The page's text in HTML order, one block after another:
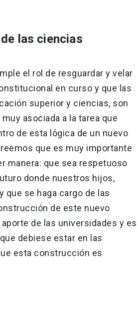
las ciencias
el rol de resguardar y velar
en curso y que las
superior y ciencias, son
asociada a la tarea que
de esta lógica de un nuevo
que es muy importante
manera: que sea respetuoso
donde nuestros hijos,
que se haga cargo de las
de este nuevo
de las universidades y es
debiese estar en las
esta construcción es